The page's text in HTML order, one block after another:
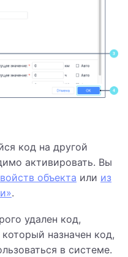
код на другой
активировать. Вы
объекта или из
.
удален код,
назначен код,
в системе.